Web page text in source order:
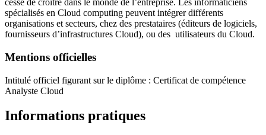
cesse de croître dans le monde de l’entreprise. Les informaticiens
spécialisés en Cloud computing peuvent intégrer différents
organisations et secteurs, chez des prestataires (éditeurs de logiciels,
fournisseurs d’infrastructures Cloud), ou des utilisateurs du Cloud.
Mentions officielles
Intitulé officiel figurant sur le diplôme : Certificat de compétence
Analyste Cloud
Informations pratiques